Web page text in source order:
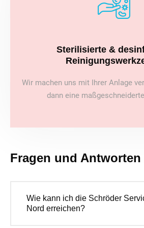
Sterilisierte &
Wir machen uns mit Ihrer Anlage
dann eine
Fragen und Antworten
Wie kann ich die Schröder
Nord erreichen?